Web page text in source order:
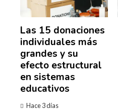
Las 15 donaciones
individuales más
grandes y su
efecto estructural
en sistemas
educativos
Hace 3 días